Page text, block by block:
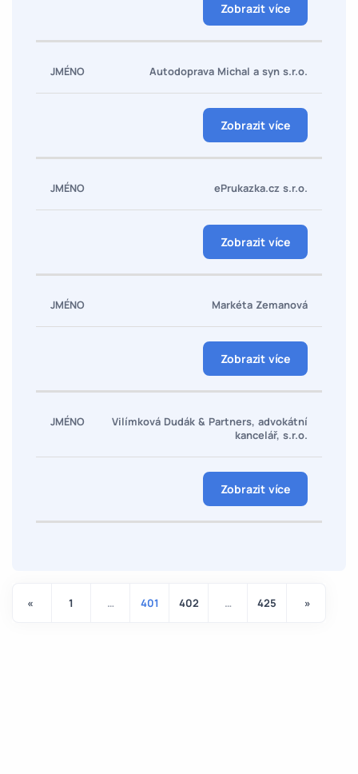
Zobrazit více
Autodoprava Michal a syn s.r.o.
Zobrazit více
ePrukazka.cz s.r.o.
Zobrazit více
Markéta Zemanová
Zobrazit více
Vilímková Dudák & Partners, advokátní
kancelář, s.r.o.
Zobrazit více
« 1 … 401 402 … 425 »